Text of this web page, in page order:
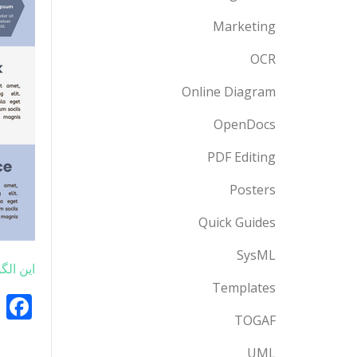
این
Marketing
OCR
Online Diagram
OpenDocs
PDF Editing
Posters
Quick Guides
SysML
Templates
TOGAF
UML